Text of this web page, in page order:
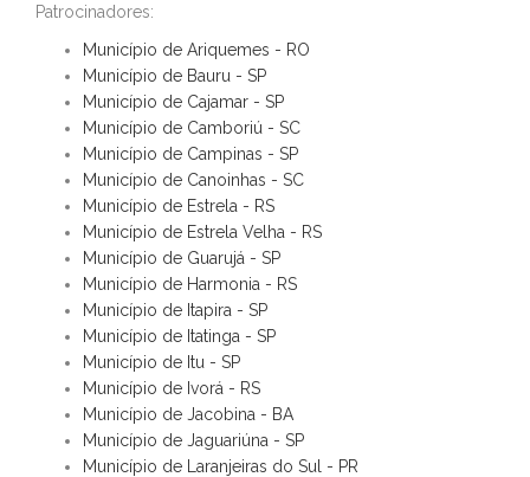
Patrocinadores:
Município de Ariquemes - RO
Município de Bauru - SP
Município de Cajamar - SP
Município de Camboriú - SC
Município de Campinas - SP
Município de Canoinhas - SC
Município de Estrela - RS
Município de Estrela Velha - RS
Município de Guarujá - SP
Município de Harmonia - RS
Município de Itapira - SP
Município de Itatinga - SP
Município de Itu - SP
Município de Ivorá - RS
Município de Jacobina - BA
Município de Jaguariúna - SP
Município de Laranjeiras do Sul - PR